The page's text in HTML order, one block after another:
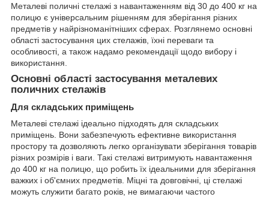
Металеві поличні стелажі з навантаженням від 30 до 400 кг на
полицю є універсальним рішенням для зберігання різних
предметів у найрізноманітніших сферах. Розглянемо основні
області застосування цих стелажів, їхні переваги та
особливості, а також надамо рекомендації щодо вибору і
використання.
Основні області застосування металевих
поличних стелажів
Для складських приміщень
Металеві стелажі ідеально підходять для складських
приміщень. Вони забезпечують ефективне використання
простору та дозволяють легко організувати зберігання товарів
різних розмірів і ваги. Такі стелажі витримують навантаження
до 400 кг на полицю, що робить їх ідеальними для зберігання
важких і об'ємних предметів. Міцні та довговічні, ці стелажі
можуть служити багато років, не вимагаючи частого